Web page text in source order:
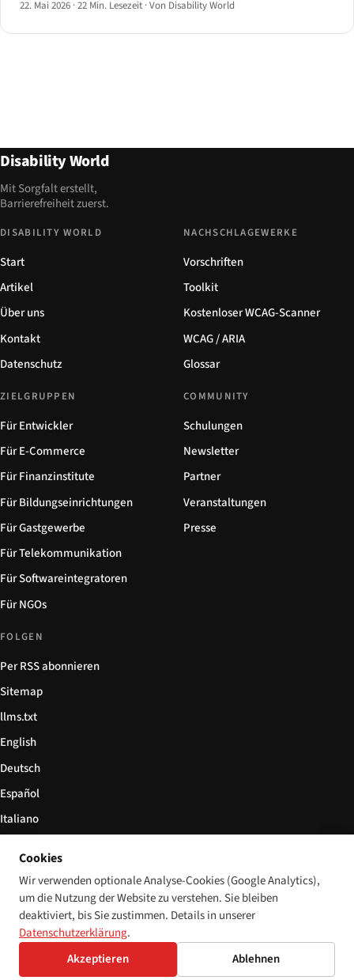
22. Mai 2026 ·22 Min. Lesezeit ·Von Disability World
Disability World
Mit Sorgfalt erstellt,
Barrierefreiheit zuerst.
DISABILITY WORLD
Start
Artikel
Über uns
Kontakt
Datenschutz
NACHSCHLAGEWERKE
Vorschriften
Toolkit
Kostenloser WCAG-Scanner
WCAG / ARIA
Glossar
ZIELGRUPPEN
Für Entwickler
Für E-Commerce
Für Finanzinstitute
Für Bildungseinrichtungen
Für Gastgewerbe
Für Telekommunikation
Für Softwareintegratoren
Für NGOs
COMMUNITY
Schulungen
Newsletter
Partner
Veranstaltungen
Presse
FOLGEN
Per RSS abonnieren
Sitemap
llms.txt
English
Deutsch
Español
Italiano
© 2026 Disability World. Alle Rechte vorbehalten. Cookie-Einstellungen
EnglishDeutschEspañol 简体中文Polski
Cookies
Wir verwenden optionale Analyse-Cookies (Google Analytics),
um die Nutzung der Website zu verstehen. Sie bleiben
deaktiviert, bis Sie zustimmen. Details in unserer
Datenschutzerklärung.
Akzeptieren
Ablehnen